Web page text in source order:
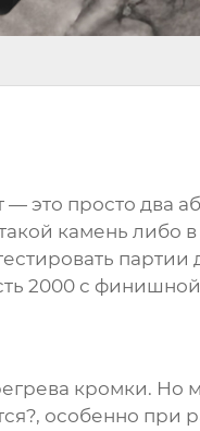
это просто два
камень либо
партии
2000 с
кромки. Но
особенно при